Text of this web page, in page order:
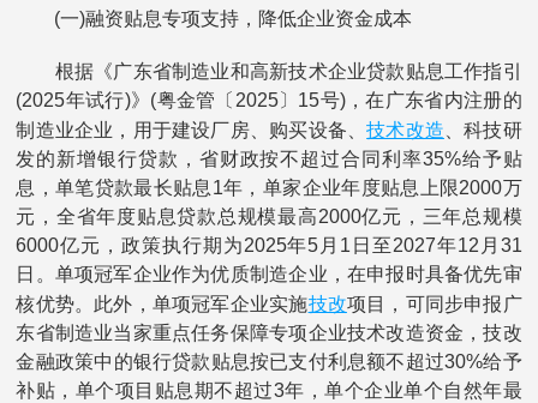
(一)融资贴息专项支持，降低企业资金成本
根据《广东省制造业和高新技术企业贷款贴息工作指引
(2025年试行)》(粤金管〔2025〕15号)，在广东省内注册的
制造业企业，用于建设厂房、购买设备、技术改造 、科技研
发的新增银行贷款，省财政按不超过合同利率35%给予贴
息，单笔贷款最长贴息1年，单家企业年度贴息上限2000万
元，全省年度贴息贷款总规模最高2000亿元，三年总规模
6000亿元，政策执行期为2025年5月1日至2027年12月31
日。单项冠军企业作为优质制造企业，在申报时具备优先审
核优势。此外，单项冠军企业实施技改项目，可同步申报广
东省制造业当家重点任务保障专项企业技术改造资金，技改
金融政策中的银行贷款贴息按已支付利息额不超过30%给予
补贴，单个项目贴息期不超过3年，单个企业单个自然年最